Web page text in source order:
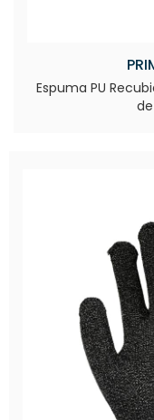
Espuma PU